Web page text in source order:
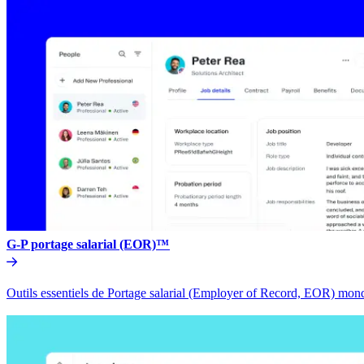
G-P portage salarial (EOR)™​​
Outils essentiels de Portage salarial (Employer of Record, EOR)